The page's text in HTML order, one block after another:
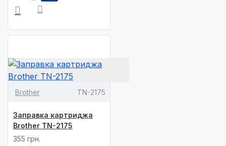
Brother TN-2175
Заправка картриджа
Brother TN-2175
355 грн.